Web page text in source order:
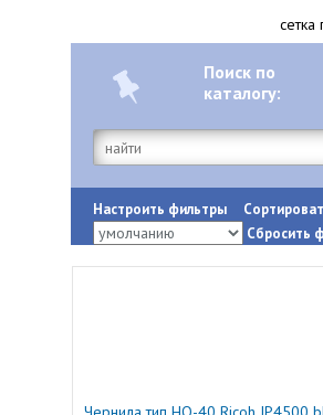
сетка
Поиск по
каталогу:
Настроить фильтры
Сбросить